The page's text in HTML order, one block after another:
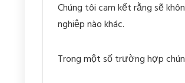
Chúng tôi cam kết rằng sẽ
nghiệp nào khác.
Trong một số trường hợp